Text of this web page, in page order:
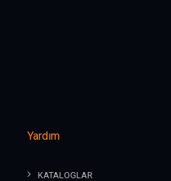
Yardım
KATALOGLAR